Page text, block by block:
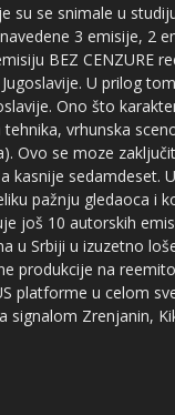
su se snimale u
3 emisije, 2
BEZ CENZURE
U prilog
Ono što
vrhunska
Ovo se moze
kasnije sedamdeset.
pažnju gledaoca i
još 10 autorskih
u Srbiji u izuzetno
produkcije na
platforme u celom
Zrenjanin,